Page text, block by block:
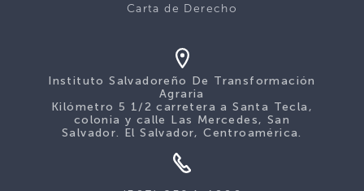
Carta de Derecho
Instituto Salvadoreño De Transformación
Agraria
Kilómetro 5 1/2 carretera a Santa Tecla,
colonia y calle Las Mercedes, San
Salvador. El Salvador, Centroamérica.